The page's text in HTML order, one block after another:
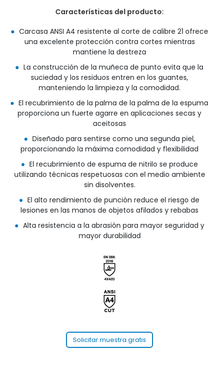
Características del producto:
Carcasa ANSI A4 resistente al corte de calibre 21 ofrece
una excelente protección contra cortes mientras
mantiene la destreza
La construcción de la muñeca de punto evita que la
suciedad y los residuos entren en los guantes,
manteniendo la limpieza y la comodidad.
El recubrimiento de la palma de la palma de la espuma
proporciona un fuerte agarre en aplicaciones secas y
aceitosas
Diseñado para sentirse como una segunda piel,
proporcionando la máxima comodidad y flexibilidad
El recubrimiento de espuma de nitrilo se produce
utilizando técnicas respetuosas con el medio ambiente
sin disolventes.
El alto rendimiento de punción reduce el riesgo de
lesiones en las manos de objetos afilados y rebabas
Alta resistencia a la abrasión para mayor seguridad y
mayor durabilidad
Solicitar muestra gratis